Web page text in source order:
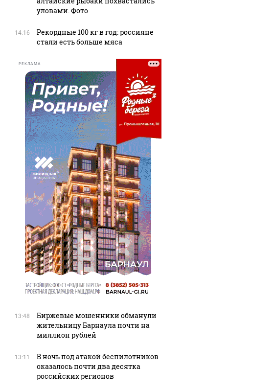
уловами. Фото
14:16
Рекордные 100 кг в год: россияне
стали есть больше мяса
РЕКЛАМА
13:48
Биржевые мошенники обманули
жительницу Барнаула почти на
миллион рублей
13:11
В ночь под атакой беспилотников
оказалось почти два десятка
российских регионов